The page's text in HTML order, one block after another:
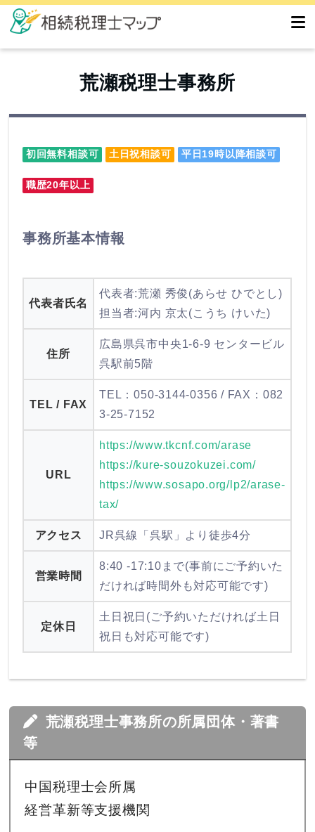
荒瀬税理士事務所
初回無料相談可 土日祝相談可 平日19時以降相談可
職歴20年以上
事務所基本情報
代表者氏名
代表者:荒瀬 秀俊(あらせ ひでとし)
担当者:河内 京太(こうち けいた)
住所
広島県呉市中央1-6-9 センタービル
呉駅前5階
TEL / FAX
TEL：050-3144-0356 / FAX：082
3-25-7152
URL
https://www.tkcnf.com/arase
https://kure-souzokuzei.com/
https://www.sosapo.org/lp2/arase-
tax/
アクセス JR呉線「呉駅」より徒歩4分
営業時間
8:40 -17:10まで(事前にご予約いた
だければ時間外も対応可能です)
定休日
土日祝日(ご予約いただければ土日
祝日も対応可能です)
荒瀬税理士事務所の所属団体・著書
等
中国税理士会所属
経営革新等支援機関